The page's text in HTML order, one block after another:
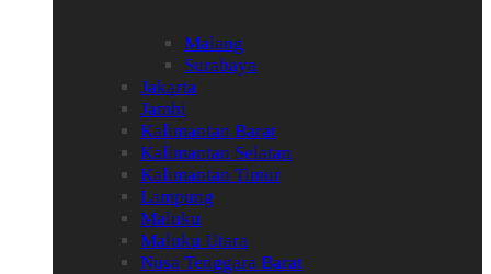
Malang
Surabaya
Jakarta
Jambi
Kalimantan Barat
Kalimantan Selatan
Kalimantan Timur
Lampung
Maluku
Maluku Utara
Nusa Tenggara Barat